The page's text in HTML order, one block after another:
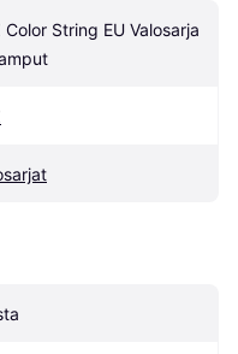
Color String EU Valosarja